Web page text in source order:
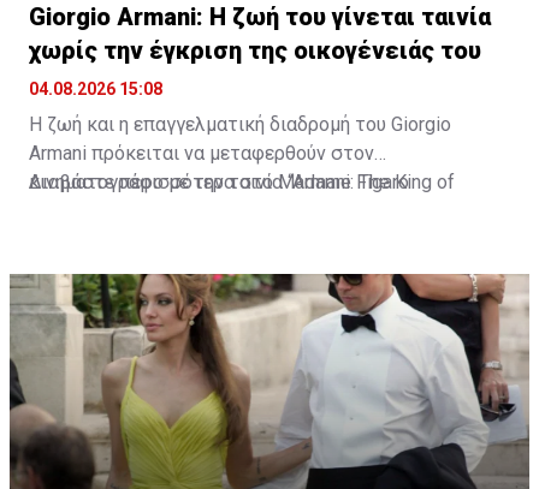
Giorgio Armani: Η ζωή του γίνεται ταινία
χωρίς την έγκριση της οικογένειάς του
04.08.2026 15:08
Η ζωή και η επαγγελματική διαδρομή του Giorgio
Armani πρόκειται να μεταφερθούν στον
κινηματογράφο με την ταινία “Armani: The King of
Διαβάστε περισσότερα στο Madame Figaro